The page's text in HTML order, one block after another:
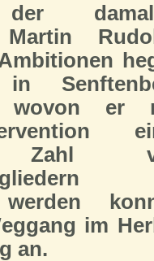
Martin
wovon er
Zahl
im
an.